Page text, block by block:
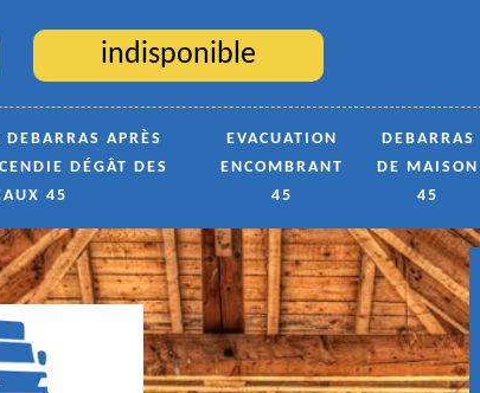
indisponible
DEBARRAS APRÈS
DÉGÂT DES
45
EVACUATION
ENCOMBRANT
45
DEBARRAS
DE MAISON
45